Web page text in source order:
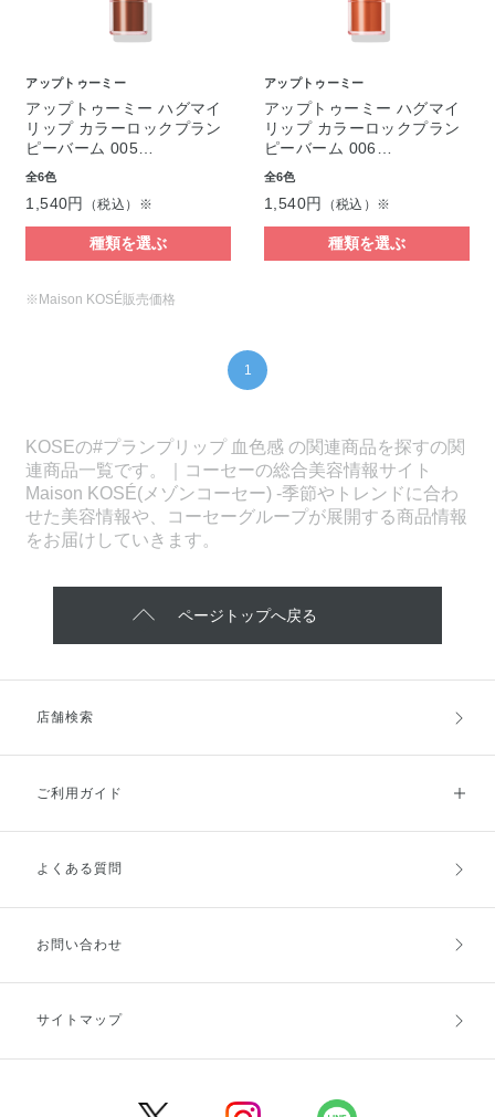
アップトゥーミー
アップトゥーミー ハグマイ
リップ カラーロックプラン
ピーバーム 005…
全6色
1,540円 （税込）※
種類を選ぶ
アップトゥーミー
アップトゥーミー ハグマイ
リップ カラーロックプラン
ピーバーム 006…
全6色
1,540円 （税込）※
種類を選ぶ
※Maison KOSÉ販売価格
1
KOSEの#プランプリップ 血色感 の関連商品を探すの関
連商品一覧です。｜コーセーの総合美容情報サイト
Maison KOSÉ(メゾンコーセー) -季節やトレンドに合わ
せた美容情報や、コーセーグループが展開する商品情報
をお届けしていきます。
ページトップへ戻る
店舗検索
ご利用ガイド
ご利用ガイドトップ
お支払方法
キャンセル・返品・交換
よくある質問
お問い合わせ
サイトマップ